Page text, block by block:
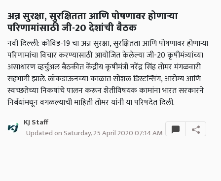
अन्न सुरक्षा, सुरक्षितता आणि पोषणावर होणाऱ्या
परिणामांसाठी जी-20 देशांची बैठक
नवी दिल्‍ली: कोविड-19 चा अन्न सुरक्षा, सुरक्षितता आणि पोषणावर होणाऱ्या
परिणामांचा विचार करण्यासाठी आयोजित केलेल्या जी-20 कृषीमंत्र्यांच्या
असाधारण व्हर्चुअल बैठकीत केंद्रीय कृषीमंत्री नरेंद्र सिंह तोमर मंगळवारी
सहभागी झाले. लॉकडाऊनच्या काळात सोशल डिस्टन्सिंग, आरोग्य आणि
स्वच्छतेच्या निकषांचे पालन करून शेतीविषयक कामांना भारत सरकारने
निर्बंधांमधून वगळल्याची माहिती तोमर यांनी या परिषदेत दिली.
KJ Staff
Updated on Saturday, 25 April 2020 07:14 AM